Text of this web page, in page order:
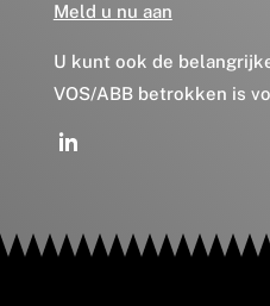
Meld u nu aan
U kunt ook de
VOS/ABB betrokken is